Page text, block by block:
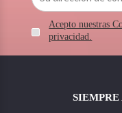
Acepto nuestras
privacidad.